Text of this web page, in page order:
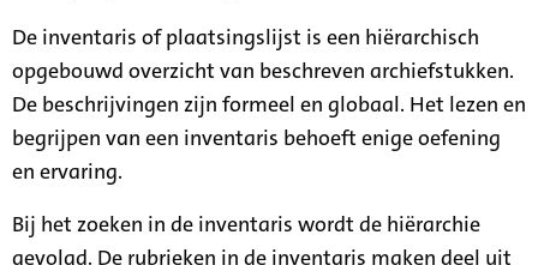
De inventaris of plaatsingslijst is een hiërarchisch
opgebouwd overzicht van beschreven archiefstukken.
De beschrijvingen zijn formeel en globaal. Het lezen en
begrijpen van een inventaris behoeft enige oefening
en ervaring.
Bij het zoeken in de inventaris wordt de hiërarchie
gevolgd. De rubrieken in de inventaris maken deel uit